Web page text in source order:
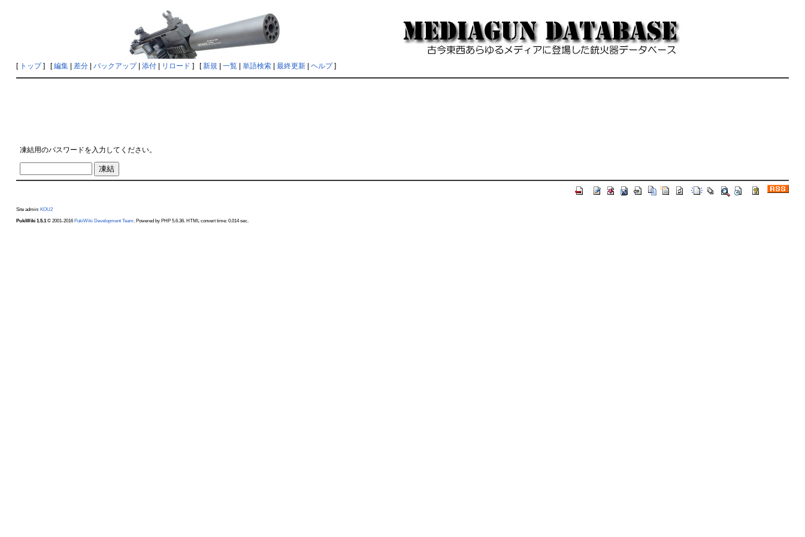
[ トップ] [編集| 差分| バックアップ| 添付| リロード ] [新規| 一覧| 単語検索| 最終更新| ヘルプ]
凍結用のパスワードを入力してください。
Site admin: KOU2
PukiWiki 1.5.1© 2001-2016 PukiWiki Development Team. Powered by PHP 5.6.36. HTML convert time: 0.014 sec.